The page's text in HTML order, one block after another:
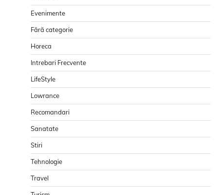
Evenimente
Fără categorie
Horeca
Intrebari Frecvente
LifeStyle
Lowrance
Recomandari
Sanatate
Stiri
Tehnologie
Travel